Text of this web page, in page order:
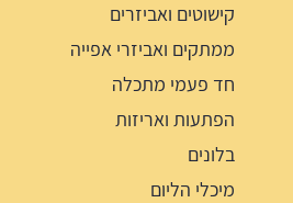
קישוטים ואביזרים
ממתקים ואביזרי אפייה
חד פעמי מתכלה
הפתעות ואריזות
בלונים
מיכלי הליום